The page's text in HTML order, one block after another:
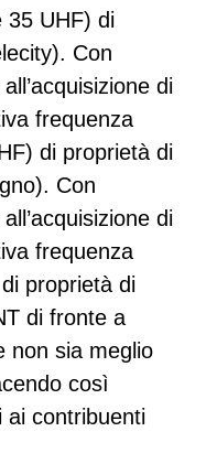
35 UHF) di
Con
di
frequenza
di proprietà di
Con
di
frequenza
proprietà di
di fronte a
non sia meglio
così
ai contribuenti